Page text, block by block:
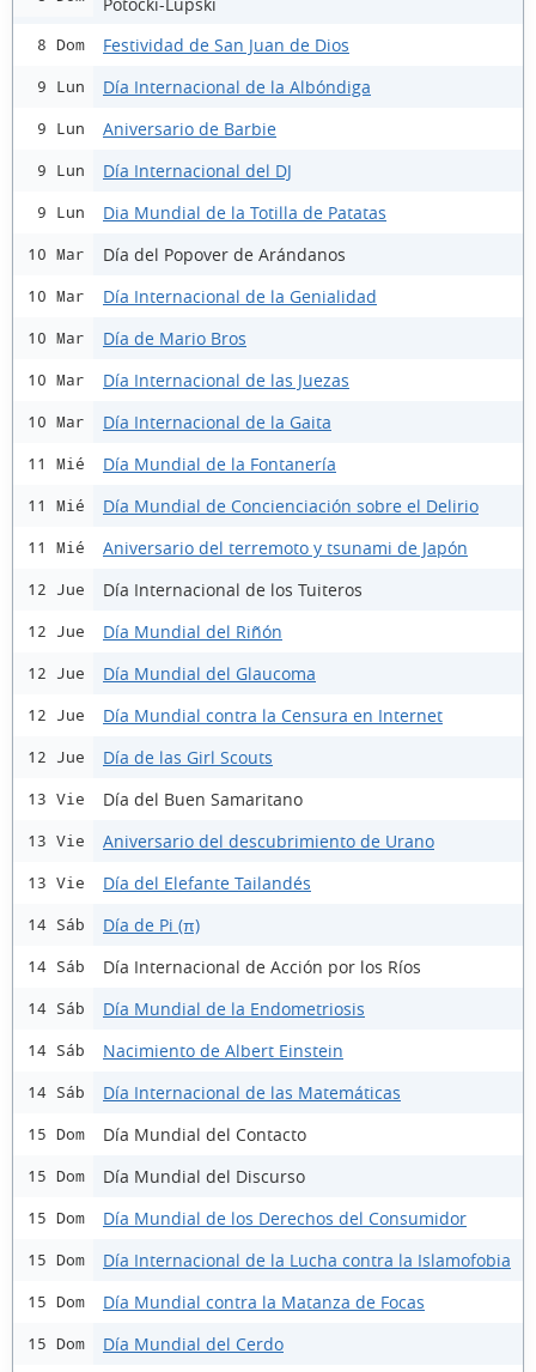
8 Dom Festividad de San Juan de Dios
9 Lun Día Internacional de la Albóndiga
9 Lun Aniversario de Barbie
9 Lun Día Internacional del DJ
9 Lun Dia Mundial de la Totilla de Patatas
10 Mar Día del Popover de Arándanos
10 Mar Día Internacional de la Genialidad
10 Mar Día de Mario Bros
10 Mar Día Internacional de las Juezas
10 Mar Día Internacional de la Gaita
11 Mié Día Mundial de la Fontanería
11 Mié Día Mundial de Concienciación sobre el Delirio
11 Mié Aniversario del terremoto y tsunami de Japón
12 Jue Día Internacional de los Tuiteros
12 Jue Día Mundial del Riñón
12 Jue Día Mundial del Glaucoma
12 Jue Día Mundial contra la Censura en Internet
12 Jue Día de las Girl Scouts
13 Vie Día del Buen Samaritano
13 Vie Aniversario del descubrimiento de Urano
13 Vie Día del Elefante Tailandés
14 Sáb Día de Pi (π)
14 Sáb Día Internacional de Acción por los Ríos
14 Sáb Día Mundial de la Endometriosis
14 Sáb Nacimiento de Albert Einstein
14 Sáb Día Internacional de las Matemáticas
15 Dom Día Mundial del Contacto
15 Dom Día Mundial del Discurso
15 Dom Día Mundial de los Derechos del Consumidor
15 Dom Día Internacional de la Lucha contra la Islamofobia
15 Dom Día Mundial contra la Matanza de Focas
15 Dom Día Mundial del Cerdo